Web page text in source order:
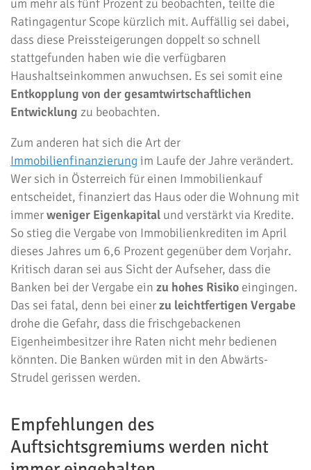
um mehr als fünf Prozent zu beobachten, teilte die
Ratingagentur Scope kürzlich mit. Auffällig sei dabei,
dass diese Preissteigerungen doppelt so schnell
stattgefunden haben wie die verfügbaren
Haushaltseinkommen anwuchsen. Es sei somit eine
Entkopplung von der gesamtwirtschaftlichen
Entwicklung zu beobachten.
Zum anderen hat sich die Art der
Immobilienfinanzierung im Laufe der Jahre verändert.
Wer sich in Österreich für einen Immobilienkauf
entscheidet, finanziert das Haus oder die Wohnung mit
immerweniger Eigenkapital und verstärkt via Kredite.
So stieg die Vergabe von Immobilienkrediten im April
dieses Jahres um 6,6 Prozent gegenüber dem Vorjahr.
Kritisch daran sei aus Sicht der Aufseher, dass die
Banken bei der Vergabe ein zu hohes Risiko eingingen.
Das sei fatal, denn bei einerzu leichtfertigen Vergabe
drohe die Gefahr, dass die frischgebackenen
Eigenheimbesitzer ihre Raten nicht mehr bedienen
könnten. Die Banken würden mit in den Abwärts-
Strudel gerissen werden.
Empfehlungen des
Auftsichtsgremiums werden nicht